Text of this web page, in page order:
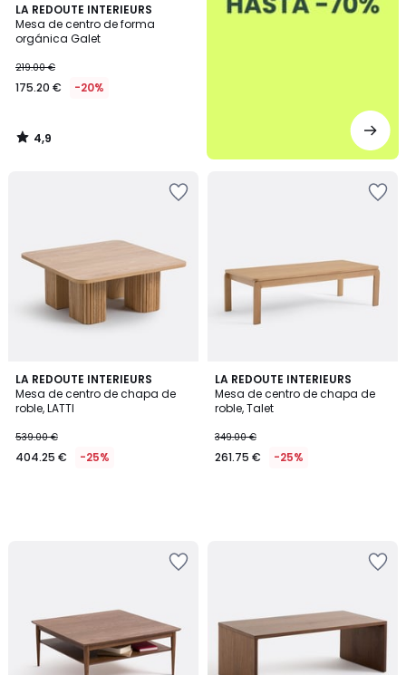
LA REDOUTE INTERIEURS
Mesa de centro de forma
orgánica Galet
219.00 €
175.20 € -20%
4,9
/ 5
4,9
/
LA REDOUTE INTERIEURS
Mesa de centro de chapa de
roble, LATTI
539.00 €
404.25 € -25%
LA REDOUTE INTERIEURS
Mesa de centro de chapa de
roble, Talet
349.00 €
261.75 € -25%